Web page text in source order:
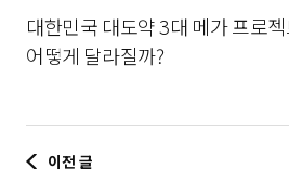
대한민국 대도약 3대 메가 프로
어떻게 달라질까?
이전 글